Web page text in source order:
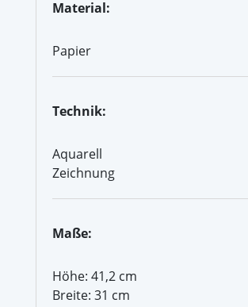
Material:
Papier
Technik:
Aquarell
Zeichnung
Maße:
Höhe: 41,2 cm
Breite: 31 cm